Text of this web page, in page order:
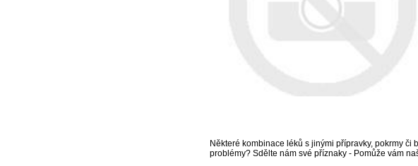
Některé kombinace léků s jinými přípravky, pokrmy
problémy? Sdělte nám své příznaky - Pomůže vám